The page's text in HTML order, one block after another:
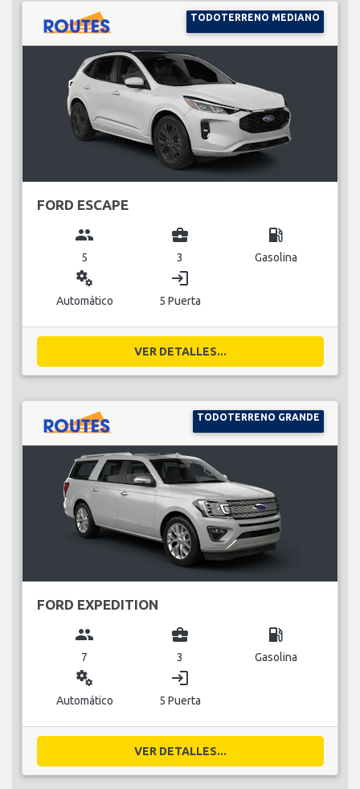
TODOTERRENO MEDIANO
FORD ESCAPE
group
5
business_center
3
local_gas_station
Gasolina
miscellaneous_services
Automático
login
5 Puerta
VER DETALLES...
TODOTERRENO GRANDE
FORD EXPEDITION
group
7
business_center
3
local_gas_station
Gasolina
miscellaneous_services
Automático
login
5 Puerta
VER DETALLES...